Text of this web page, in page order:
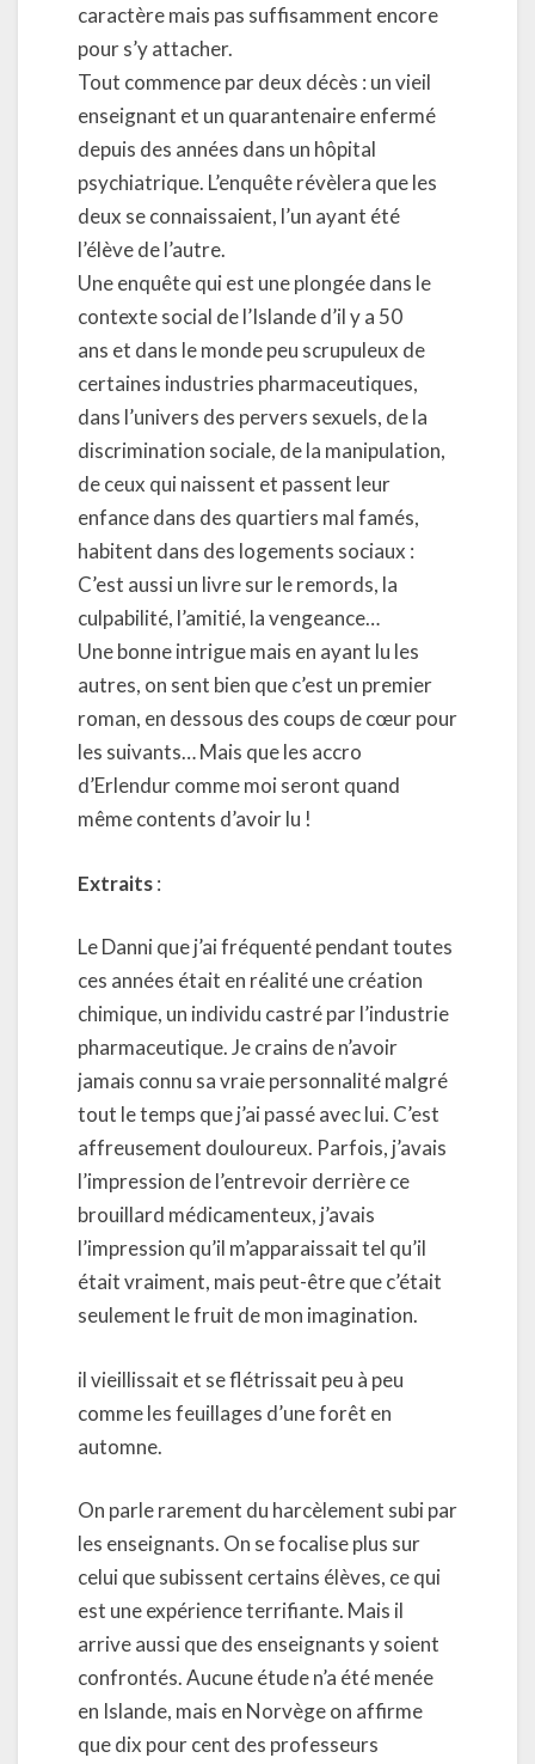
caractère mais pas suffisamment encore
pour s’y attacher.
Tout commence par deux décès : un vieil
enseignant et un quarantenaire enfermé
depuis des années dans un hôpital
psychiatrique. L’enquête révèlera que les
deux se connaissaient, l’un ayant été
l’élève de l’autre.
Une enquête qui est une plongée dans le
contexte social de l’Islande d’il y a 50
ans et dans le monde peu scrupuleux de
certaines industries pharmaceutiques,
dans l’univers des pervers sexuels, de la
discrimination sociale, de la manipulation,
de ceux qui naissent et passent leur
enfance dans des quartiers mal famés,
habitent dans des logements sociaux :
C’est aussi un livre sur le remords, la
culpabilité, l’amitié, la vengeance…
Une bonne intrigue mais en ayant lu les
autres, on sent bien que c’est un premier
roman, en dessous des coups de cœur pour
les suivants… Mais que les accro
d’Erlendur comme moi seront quand
même contents d’avoir lu !
Extraits:
Le Danni que j’ai fréquenté pendant toutes
ces années était en réalité une création
chimique, un individu castré par l’industrie
pharmaceutique. Je crains de n’avoir
jamais connu sa vraie personnalité malgré
tout le temps que j’ai passé avec lui. C’est
affreusement douloureux. Parfois, j’avais
l’impression de l’entrevoir derrière ce
brouillard médicamenteux, j’avais
l’impression qu’il m’apparaissait tel qu’il
était vraiment, mais peut-être que c’était
seulement le fruit de mon imagination.
il vieillissait et se flétrissait peu à peu
comme les feuillages d’une forêt en
automne.
On parle rarement du harcèlement subi par
les enseignants. On se focalise plus sur
celui que subissent certains élèves, ce qui
est une expérience terrifiante. Mais il
arrive aussi que des enseignants y soient
confrontés. Aucune étude n’a été menée
en Islande, mais en Norvège on affirme
que dix pour cent des professeurs